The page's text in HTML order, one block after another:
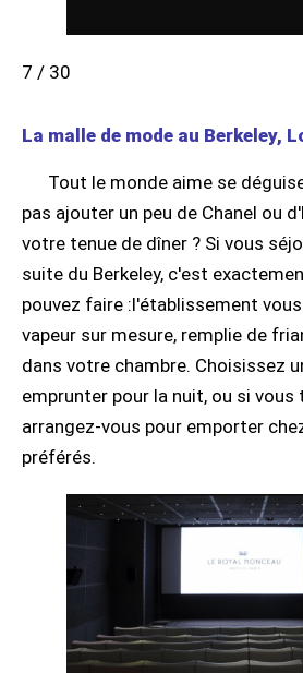
7 / 30
La malle de mode au Berkeley,
Tout le monde aime se
pas ajouter un peu de Chanel ou
votre tenue de dîner ? Si vous
suite du Berkeley, c'est
pouvez faire :l'établissement
vapeur sur mesure, remplie de
dans votre chambre. Choisissez
emprunter pour la nuit, ou si vous
arrangez-vous pour emporter
préférés.